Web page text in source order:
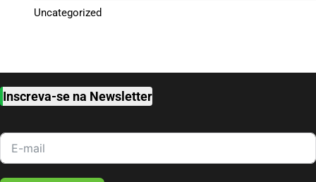
Uncategorized
Inscreva-se na Newsletter